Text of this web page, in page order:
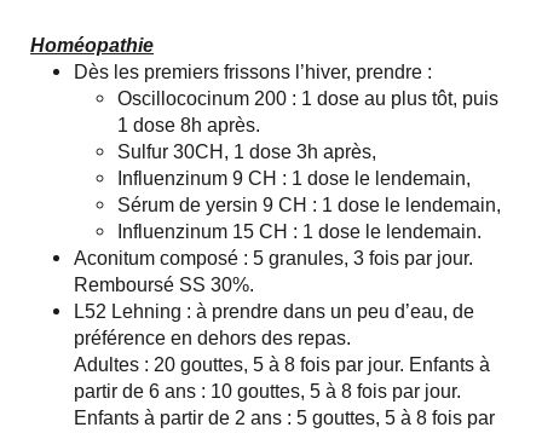
Homéopathie
Dès les premiers frissons l’hiver, prendre :
Oscillococinum 200 : 1 dose au plus tôt, puis
1 dose 8h après.
Sulfur 30CH, 1 dose 3h après,
Influenzinum 9 CH : 1 dose le lendemain,
Sérum de yersin 9 CH : 1 dose le lendemain,
Influenzinum 15 CH : 1 dose le lendemain.
Aconitum composé : 5 granules, 3 fois par jour.
Remboursé SS 30%.
L52 Lehning : à prendre dans un peu d’eau, de
préférence en dehors des repas.
Adultes : 20 gouttes, 5 à 8 fois par jour. Enfants à
partir de 6 ans : 10 gouttes, 5 à 8 fois par jour.
Enfants à partir de 2 ans : 5 gouttes, 5 à 8 fois par